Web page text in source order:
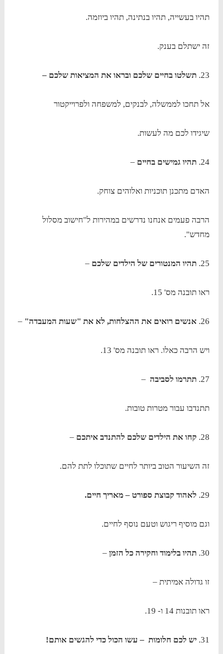
תהיו בעשייה, תהיו בנתינה, תהיו ביוזמה.
זה ישתלם בענק.
23. תשלטו בחיים שלכם ובראו את המציאות שלכם –
אל תחכו לממשלה, לבנקים, למשפחה ולפרוייקטור
שיגידו לכם מה לעשות.
24. תהיו גמישים בחיים –
האדם מתכנן תוכניות ואלוהים צוחק.
הרבה פעמים אנחנו נדרשים במהירות ל"חישוב מסלול
מחדש".
25. תהיו המנטורים של הילדים שלכם –
ראו תובנה מס' 15.
26. אנשים רואים את ההצלחות, לא את "שעות המעבדה" –
ויש הרבה כאלו. ראו תובנה מס' 13.
27. תתרמו לסביבה –
תתנדבו עבור מטרות טובות.
28. קחו את הילדים שלכם להתנדב איתכם –
זה השיעור הטוב ביותר לחיים שתוכלו לתת להם.
29. לאהוד קבוצת ספורט – מאריך חיים.
וגם מוסיף ריגוש וטעם נוסף לחיים.
30. תהיו בלימוד וחקירה כל הזמן –
זו גדולה אמיתית –
ראו תובנות 14 ו- 19.
31. יש לכם חלומות – עשו הכול כדי להגשים אותם!